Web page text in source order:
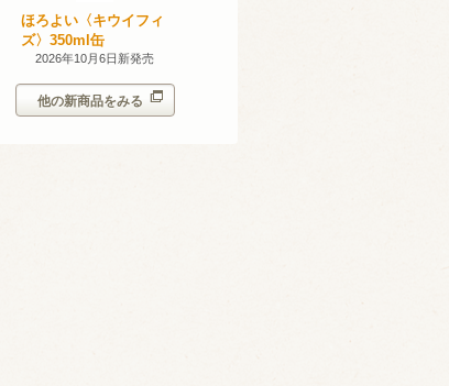
ほろよい〈キウイフィ
ズ〉350ml缶
2026年10月6日新発売
他の新商品をみる